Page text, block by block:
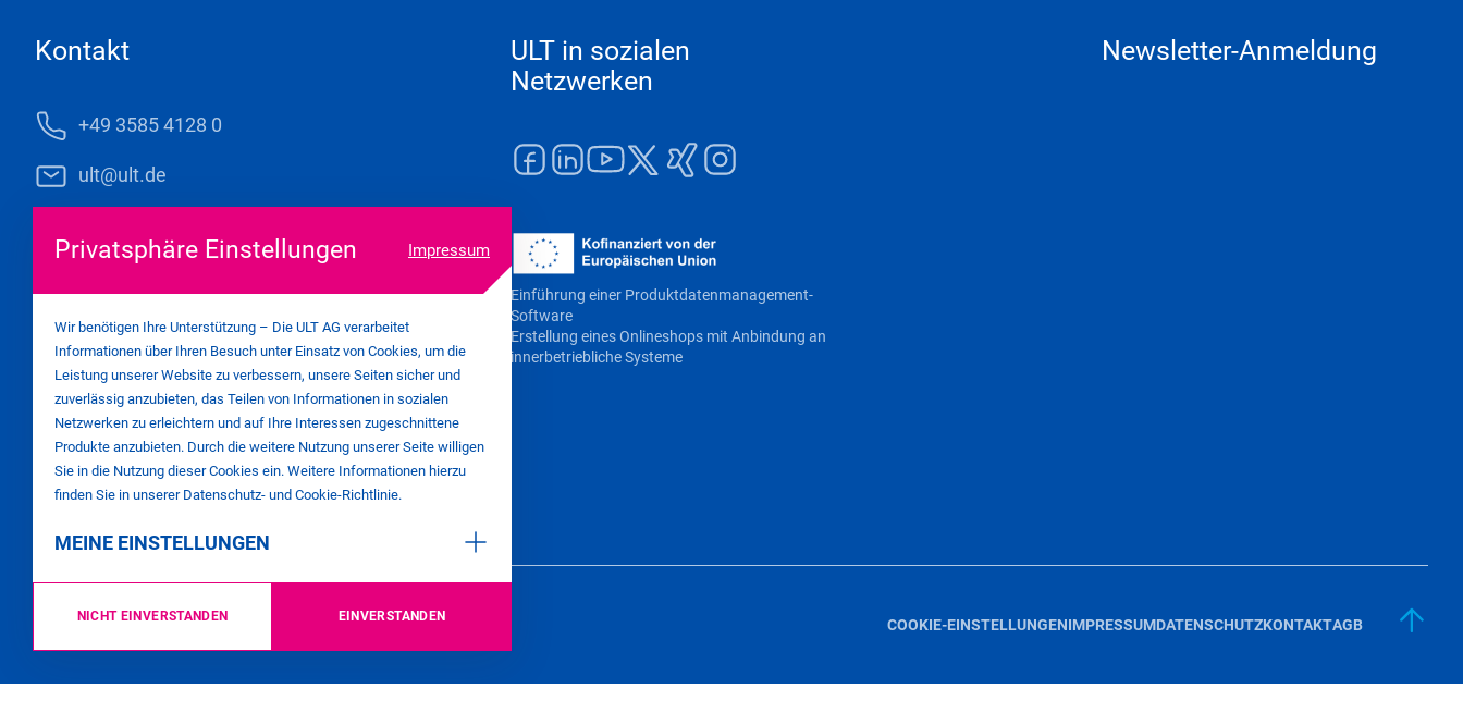
Privatsphäre Einstellungen Impressum
Wir benötigen Ihre Unterstützung – Die ULT AG verarbeitet
Informationen über Ihren Besuch unter Einsatz von Cookies, um die
Leistung unserer Website zu verbessern, unsere Seiten sicher und
zuverlässig anzubieten, das Teilen von Informationen in sozialen
Netzwerken zu erleichtern und auf Ihre Interessen zugeschnittene
Produkte anzubieten. Durch die weitere Nutzung unserer Seite willigen
Sie in die Nutzung dieser Cookies ein. Weitere Informationen hierzu
finden Sie in unserer Datenschutz- und Cookie-Richtlinie.
MEINE EINSTELLUNGEN
NICHT EINVERSTANDEN EINVERSTANDEN
Kontakt
+49 3585 4128 0
ult@ult.de
Unsere Geschäftszeiten: Montag bis
Donnerstag von 07:00 bis 16:00 Uhr
und freitags von 07:00 bis 15:00 Uhr
ULT in sozialen
Netzwerken
Facebook
LinkedInYoutubeTwitter
Xing
Einführung einer Produktdatenmanagement-
Software
Erstellung eines Onlineshops mit Anbindung an
innerbetriebliche Systeme
Newsletter-Anmeldung
2026ULT AG COOKIE-EINSTELLUNGENIMPRESSUMDATENSCHUTZKONTAKTAGB